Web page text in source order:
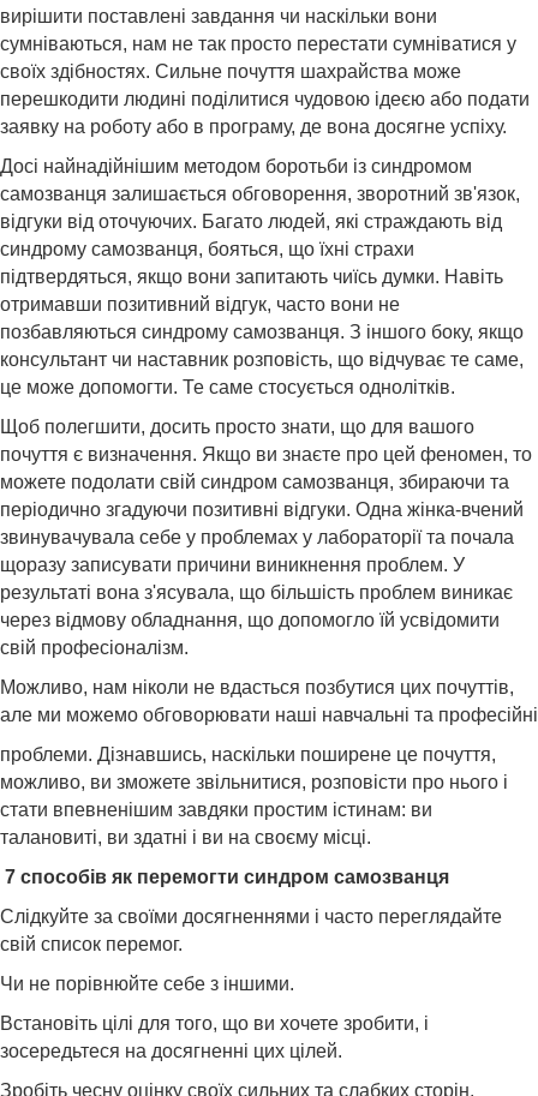
вирішити поставлені завдання чи наскільки вони
сумніваються, нам не так просто перестати сумніватися у
своїх здібностях. Сильне почуття шахрайства може
перешкодити людині поділитися чудовою ідеєю або подати
заявку на роботу або в програму, де вона досягне успіху.
Досі найнадійнішим методом боротьби із синдромом
самозванця залишається обговорення, зворотний зв'язок,
відгуки від оточуючих. Багато людей, які страждають від
синдрому самозванця, бояться, що їхні страхи
підтвердяться, якщо вони запитають чиїсь думки. Навіть
отримавши позитивний відгук, часто вони не
позбавляються синдрому самозванця. З іншого боку, якщо
консультант чи наставник розповість, що відчуває те саме,
це може допомогти. Те саме стосується однолітків.
Щоб полегшити, досить просто знати, що для вашого
почуття є визначення. Якщо ви знаєте про цей феномен, то
можете подолати свій синдром самозванця, збираючи та
періодично згадуючи позитивні відгуки. Одна жінка-вчений
звинувачувала себе у проблемах у лабораторії та почала
щоразу записувати причини виникнення проблем. У
результаті вона з'ясувала, що більшість проблем виникає
через відмову обладнання, що допомогло їй усвідомити
свій професіоналізм.
Можливо, нам ніколи не вдасться позбутися цих почуттів,
але ми можемо обговорювати наші навчальні та професійні
проблеми. Дізнавшись, наскільки поширене це почуття,
можливо, ви зможете звільнитися, розповісти про нього і
стати впевненішим завдяки простим істинам: ви
талановиті, ви здатні і ви на своєму місці.
7 способів як перемогти синдром самозванця
Слідкуйте за своїми досягненнями і часто переглядайте
свій список перемог.
Чи не порівнюйте себе з іншими.
Встановіть цілі для того, що ви хочете зробити, і
зосередьтеся на досягненні цих цілей.
Зробіть чесну оцінку своїх сильних та слабких сторін.